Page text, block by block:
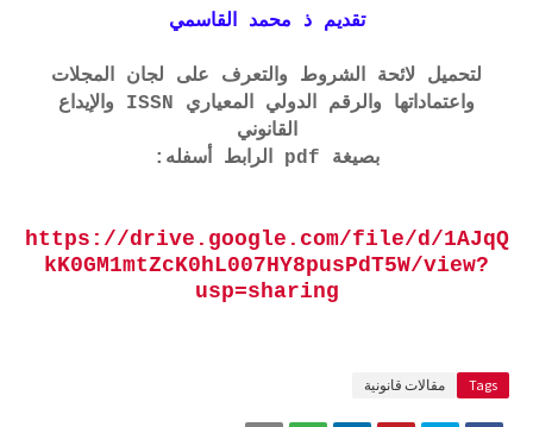
تقديم ذ محمد القاسمي
لتحميل لائحة الشروط والتعرف على لجان المجلات
واعتماداتها والرقم الدولي المعياري ISSN والإيداع
القانوني
بصيغة pdf الرابط أسفله:
https://drive.google.com/file/d/1AJqQ
kK0GM1mtZcK0hL007HY8pusPdT5W/view?
usp=sharing
Tags مقالات قانونية